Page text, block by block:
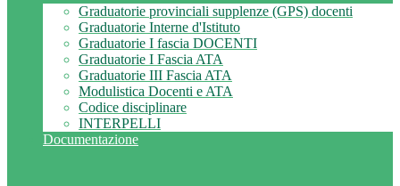
Graduatorie provinciali supplenze (GPS) docenti
Graduatorie Interne d'Istituto
Graduatorie I fascia DOCENTI
Graduatorie I Fascia ATA
Graduatorie III Fascia ATA
Modulistica Docenti e ATA
Codice disciplinare
INTERPELLI
Documentazione